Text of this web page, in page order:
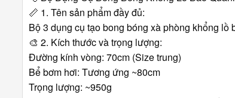
📏 1. Tên sản phẩm đầy đủ:
Bộ 3 dụng cụ tạo bong bóng xà phòng khổng
🎨 2. Kích thước và trọng lượng:
Đường kính vòng: 70cm (Size trung)
Bể bơm hơi: Tương ứng ~80cm
Trọng lượng: ~950g